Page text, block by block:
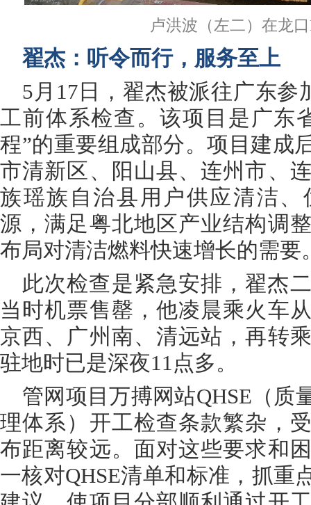
卢洪波（左二）在龙
翟杰：听令而行，服务至上
5月17日，翟杰被派往广东参
工前体系检查。该项目是广东
程”的重要组成部分。项目建成
市清新区、阳山县、连州市、
族瑶族自治县用户供应清洁
源，满足粤北地区产业结构调
布局对清洁燃料快速增长的需要
此次检查是紧急安排，翟杰
当时机票售罄，他凌晨乘火车
京西、广州南、清远站，再转
驻地时已是深夜11点多。
管网项目万搏网站QHSE（质
理体系）开工检查条款繁杂，
布距离较远。面对这些要求和
一核对QHSE清单和标准，抓重